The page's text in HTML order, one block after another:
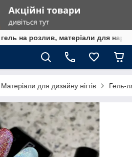
на розлив, матеріали для
Матеріали для дизайну нігтів Гель-